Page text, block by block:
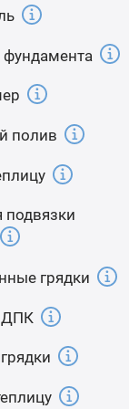
дуг 1 м
дуг с
более
1 м, но в
такой теплицей
сборки,
фундамента
полив
подвязки
грядки
ДПК